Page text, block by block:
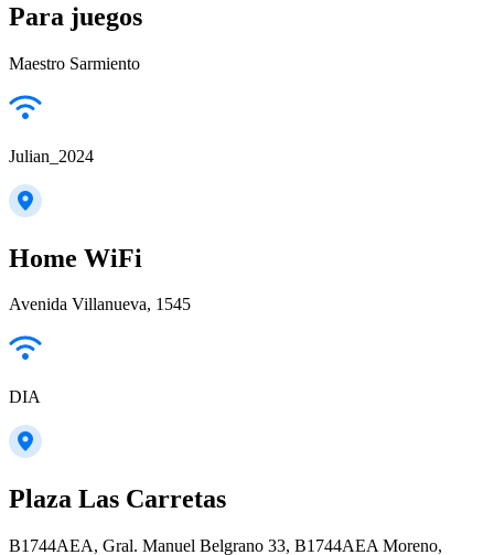
Para juegos
Maestro Sarmiento
Julian_2024
Home WiFi
Avenida Villanueva, 1545
DIA
Plaza Las Carretas
B1744AEA, Gral. Manuel Belgrano 33, B1744AEA Moreno,